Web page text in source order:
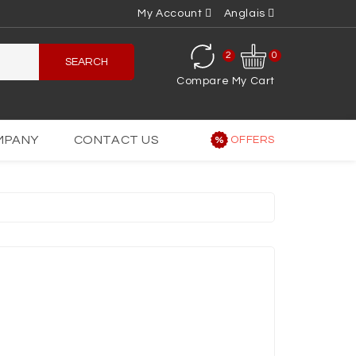
My Account Anglais
SEARCH
Compare
2
My Cart
0
CONTACT US OFFERS